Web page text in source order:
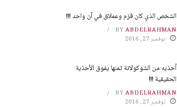
الشخص الذي كان قزم وعملاق في آن واحد !!!
BY ABDELRAHMAN
نوفمبر 27, 2016
أحذيه من الشوكولاتة ثمنها يفوق الأحذية
الحقيقية !!!
BY ABDELRAHMAN
نوفمبر 27, 2016